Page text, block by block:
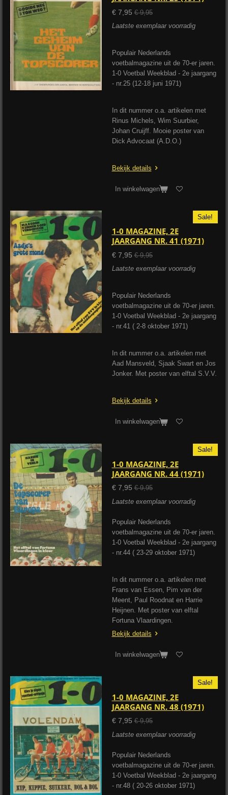
€ 7,95 € 9,95
Laatste exemplaar voorradig
Populair Nederlands
voetbalmagazine uit de 70-er jaren.
1-0 Voetbal Weekblad - 2e jaargang
- nr.25 (12-18 juni 1971)
In dit nummer o.a. artikelen met
Rinus Michels, Wim Suurbier,
Johan Cruijff. Mooie poster van
Dick Advocaat (A.D.O.)
Bekijk details
In winkelwagen
Sale!
1-0 MAGAZINE, 2E
JAARGANG NR. 41 (1971)
€ 7,95 € 9,95
Laatste exemplaar voorradig
Populair Nederlands
voetbalmagazine uit de 70-er jaren.
1-0 Voetbal Weekblad - 2e jaargang
- nr.41 ( 2-8 oktober 1971)
In dit nummer o.a. artikelen met
Aad Mansveld, Sjaak Swart en Jos
Jonker. Met poster van elftal S.V.V.
Bekijk details
In winkelwagen
Sale!
1-0 MAGAZINE, 2E
JAARGANG NR. 44 (1971)
€ 7,95 € 9,95
Laatste exemplaar voorradig
Populair Nederlands
voetbalmagazine uit de 70-er jaren.
1-0 Voetbal Weekblad - 2e jaargang
- nr.44 ( 23-29 oktober 1971)
In dit nummer o.a. artikelen met
Frans van Essen, Pim van der
Meent, Paul Roodnat en Harrie
Heijnen. Met poster van elftal
Fortuna Vlaardingen.
Bekijk details
In winkelwagen
Sale!
1-0 MAGAZINE, 2E
JAARGANG NR. 48 (1971)
€ 7,95 € 9,95
Laatste exemplaar voorradig
Populair Nederlands
voetbalmagazine uit de 70-er jaren.
1-0 Voetbal Weekblad - 2e jaargang
- nr.48 ( 20-26 oktober 1971)